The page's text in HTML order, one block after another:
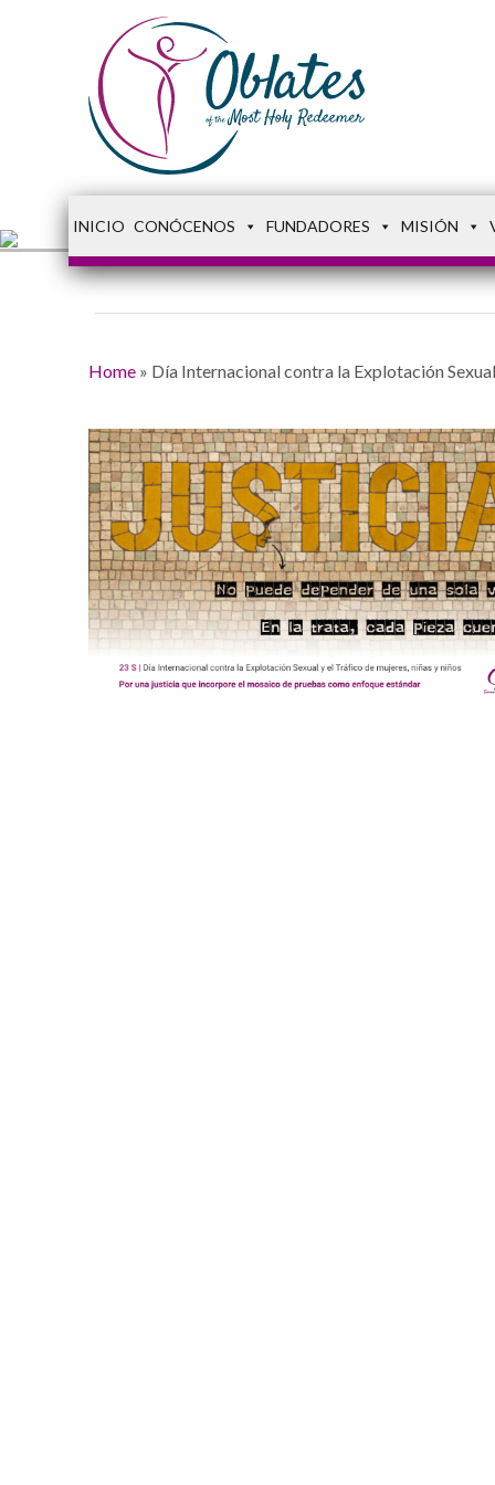
INICIO CONÓCENOS FUNDADORES MISIÓN
Home» Día Internacional contra la Explotación